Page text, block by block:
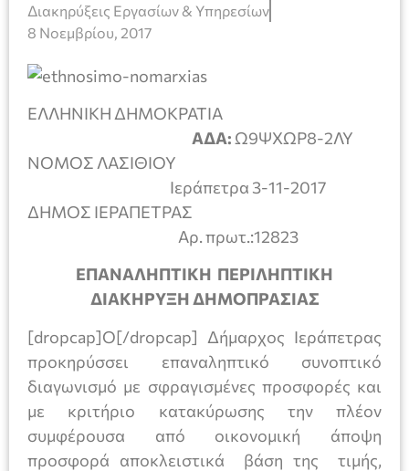
Διακηρύξεις Εργασίων & Υπηρεσίων
8 Νοεμβρίου, 2017
ΕΛΛΗΝΙΚΗ ΔΗΜΟΚΡΑΤΙΑ
ΑΔΑ: Ω9ΨΧΩΡ8-2ΛΥ
ΝΟΜΟΣ ΛΑΣΙΘΙΟΥ
Ιεράπετρα 3-11-2017
ΔΗΜΟΣ ΙΕΡΑΠΕΤΡΑΣ
Αρ. πρωτ.:12823
ΕΠΑΝΑΛΗΠΤΙΚΗ ΠΕΡΙΛΗΠΤΙΚΗ
ΔΙΑΚΗΡΥΞΗ ΔΗΜΟΠΡΑΣΙΑΣ
[dropcap]Ο[/dropcap] Δήμαρχος Ιεράπετρας
προκηρύσσει επαναληπτικό συνοπτικό
διαγωνισμό με σφραγισμένες προσφορές και
με κριτήριο κατακύρωσης την πλέον
συμφέρουσα από οικονομική άποψη
προσφορά αποκλειστικά βάση της τιμής,